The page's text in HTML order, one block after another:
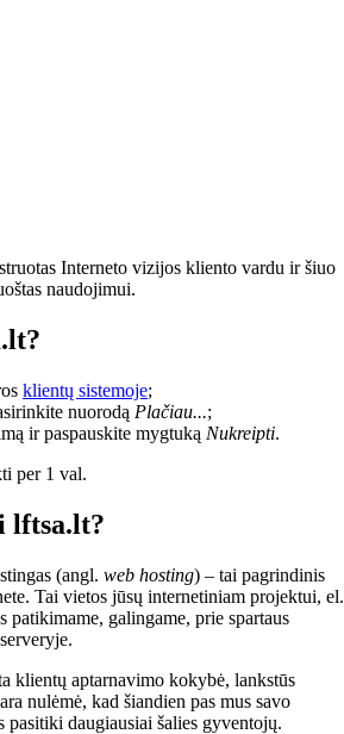
Interneto vizijos kliento vardu ir šiuo
naudojimui.
klientų sistemoje;
nuorodą Plačiau...;
ir paspauskite mygtuką Nukreipti.
per 1 val.
lftsa.lt?
(angl. web hosting) – tai pagrindinis
Tai vietos jūsų internetiniam projektui, el.
patikimame, galingame, prie spartaus
klientų aptarnavimo kokybė, lankstūs
nulėmė, kad šiandien pas mus savo
pasitiki daugiausiai šalies gyventojų.